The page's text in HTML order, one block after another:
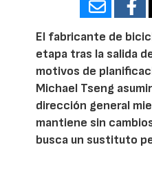
El fabricante de
etapa tras la salida
motivos de
Michael Tseng
dirección general
mantiene sin
busca un sustituto